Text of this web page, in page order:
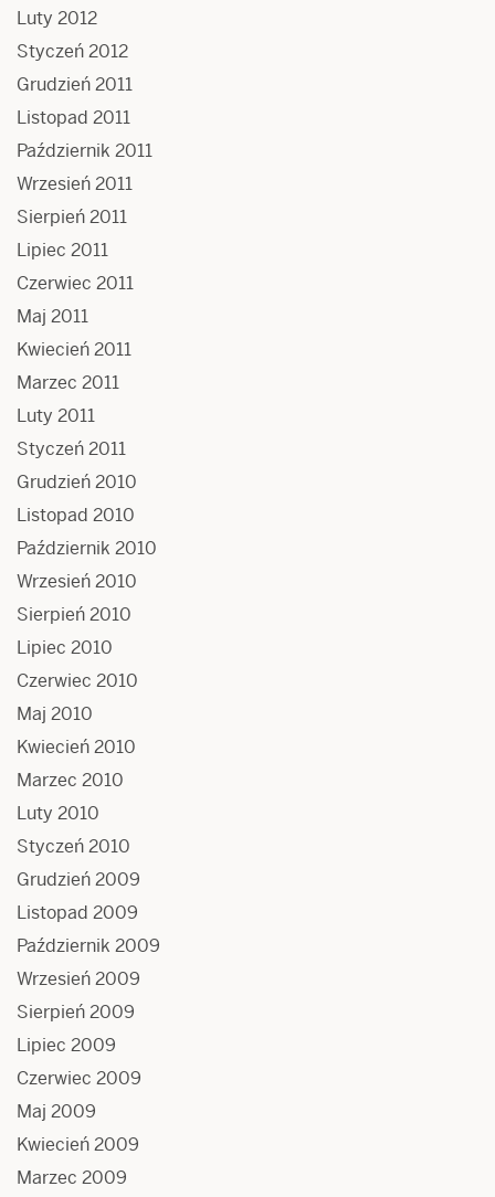
Luty 2012
Styczeń 2012
Grudzień 2011
Listopad 2011
Październik 2011
Wrzesień 2011
Sierpień 2011
Lipiec 2011
Czerwiec 2011
Maj 2011
Kwiecień 2011
Marzec 2011
Luty 2011
Styczeń 2011
Grudzień 2010
Listopad 2010
Październik 2010
Wrzesień 2010
Sierpień 2010
Lipiec 2010
Czerwiec 2010
Maj 2010
Kwiecień 2010
Marzec 2010
Luty 2010
Styczeń 2010
Grudzień 2009
Listopad 2009
Październik 2009
Wrzesień 2009
Sierpień 2009
Lipiec 2009
Czerwiec 2009
Maj 2009
Kwiecień 2009
Marzec 2009